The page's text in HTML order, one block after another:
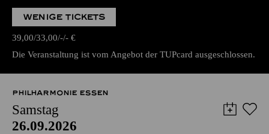
WENIGE TICKETS
39,00 33,00 - - €
Die Veranstaltung ist vom Angebot der TUPcard ausgeschlossen.
PHILHARMONIE ESSEN
Samstag
26.09.2026